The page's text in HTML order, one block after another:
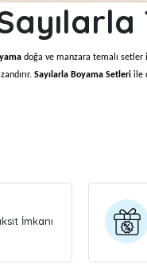
doğa ve manzara temalı setler
Sayılarla Boyama Setleri ile
numaralar ile boya
kapalı tutarak uzun süre
İmkanı